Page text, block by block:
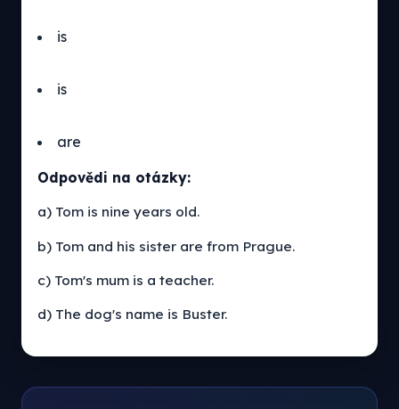
is
is
are
Odpovědi na otázky:
a) Tom is nine years old.
b) Tom and his sister are from Prague.
c) Tom's mum is a teacher.
d) The dog's name is Buster.